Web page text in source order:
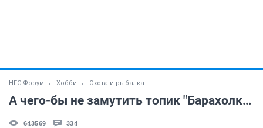
НГС.Форум Хобби Охота и рыбалка
А чего-бы не замутить топик "Барахолка" ?
643569 334